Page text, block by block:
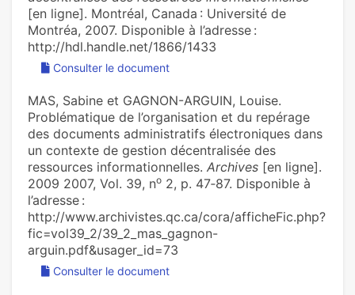
[en ligne]. Montréal, Canada : Université de
Montréa, 2007. Disponible à l’adresse :
http://hdl.handle.net/1866/1433
Consulter le document
MAS, Sabine et GAGNON-ARGUIN, Louise.
Problématique de l’organisation et du repérage
des documents administratifs électroniques dans
un contexte de gestion décentralisée des
ressources informationnelles. Archives [en ligne].
2009 2007, Vol. 39, no 2, p. 47‑87. Disponible à
l’adresse :
http://www.archivistes.qc.ca/cora/afficheFic.php?
fic=vol39_2/39_2_mas_gagnon-
arguin.pdf&usager_id=73
Consulter le document